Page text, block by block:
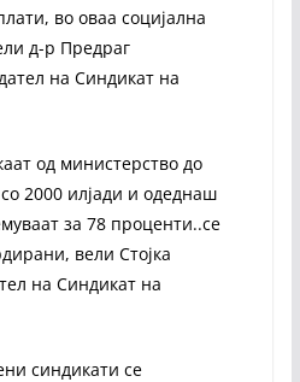
во оваа социјална
д-р Предраг
на Синдикат на
од министерство до
2000 илјади и одеднаш
за 78 проценти..се
вели Стојка
на Синдикат на
синдикати се